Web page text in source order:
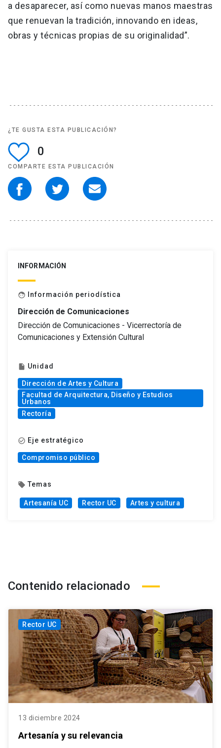
a desaparecer, así como nuevas manos maestras
que renuevan la tradición, innovando en ideas,
obras y técnicas propias de su originalidad”.
¿TE GUSTA ESTA PUBLICACIÓN?
0
COMPARTE ESTA PUBLICACIÓN
INFORMACIÓN
face Información periodística
Dirección de Comunicaciones
Dirección de Comunicaciones - Vicerrectoría de
Comunicaciones y Extensión Cultural
insert_drive_file Unidad
Dirección de Artes y Cultura
Facultad de Arquitectura, Diseño y Estudios
Urbanos
Rectoría
check_circle_outline Eje estratégico
Compromiso público
local_offer Temas
Artesanía UC Rector UC Artes y cultura
Contenido relacionado
Rector UC
13 diciembre 2024
Artesanía y su relevancia